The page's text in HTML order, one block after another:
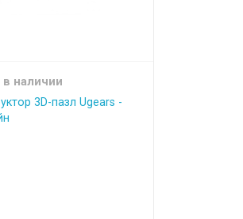
в наличии
3D-пазл Ugears -